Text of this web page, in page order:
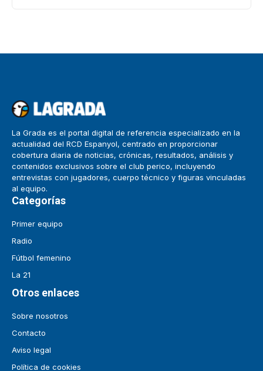
La Grada es el portal digital de referencia especializado en la
actualidad del RCD Espanyol, centrado en proporcionar
cobertura diaria de noticias, crónicas, resultados, análisis y
contenidos exclusivos sobre el club perico, incluyendo
entrevistas con jugadores, cuerpo técnico y figuras vinculadas
al equipo.
Categorías
Primer equipo
Radio
Fútbol femenino
La 21
Otros enlaces
Sobre nosotros
Contacto
Aviso legal
Política de cookies